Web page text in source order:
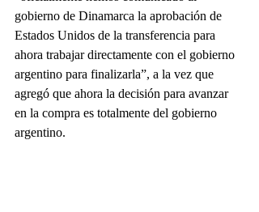
gobierno de Dinamarca la aprobación de
Estados Unidos de la transferencia para
ahora trabajar directamente con el gobierno
argentino para finalizarla”, a la vez que
agregó que ahora la decisión para avanzar
en la compra es totalmente del gobierno
argentino.